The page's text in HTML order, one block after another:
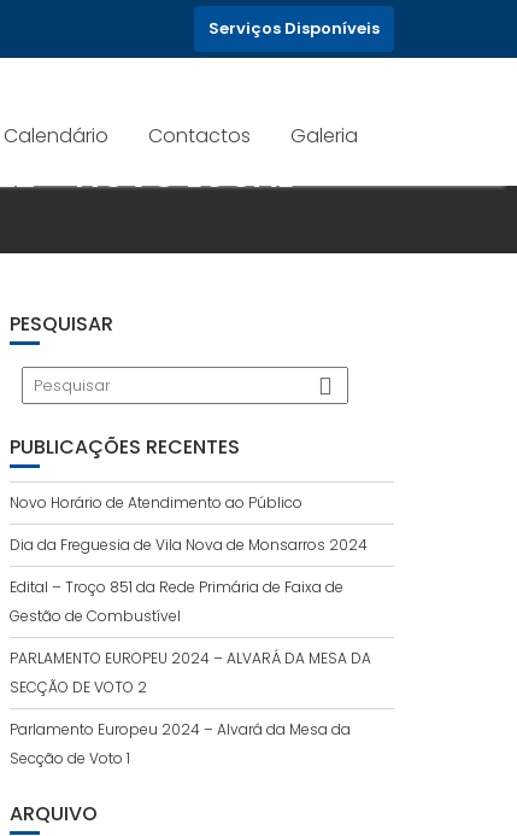
Serviços Disponíveis
Calendário Contactos Galeria
– NOVO LOCAL
PESQUISAR
PUBLICAÇÕES RECENTES
Novo Horário de Atendimento ao Público
Dia da Freguesia de Vila Nova de Monsarros 2024
Edital – Troço 851 da Rede Primária de Faixa de
Gestão de Combustível
PARLAMENTO EUROPEU 2024 – ALVARÁ DA MESA DA
SECÇÃO DE VOTO 2
Parlamento Europeu 2024 – Alvará da Mesa da
Secção de Voto 1
ARQUIVO